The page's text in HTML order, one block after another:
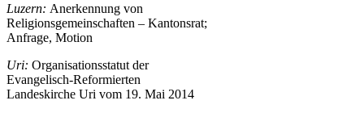
Luzern: Anerkennung von
Religionsgemeinschaften – Kantonsrat;
Anfrage, Motion
Uri: Organisationsstatut der
Evangelisch-Reformierten
Landeskirche Uri vom 19. Mai 2014